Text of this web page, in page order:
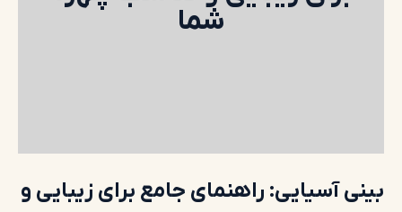
شما
بینی آسیایی: راهنمای جامع برای زیبایی و